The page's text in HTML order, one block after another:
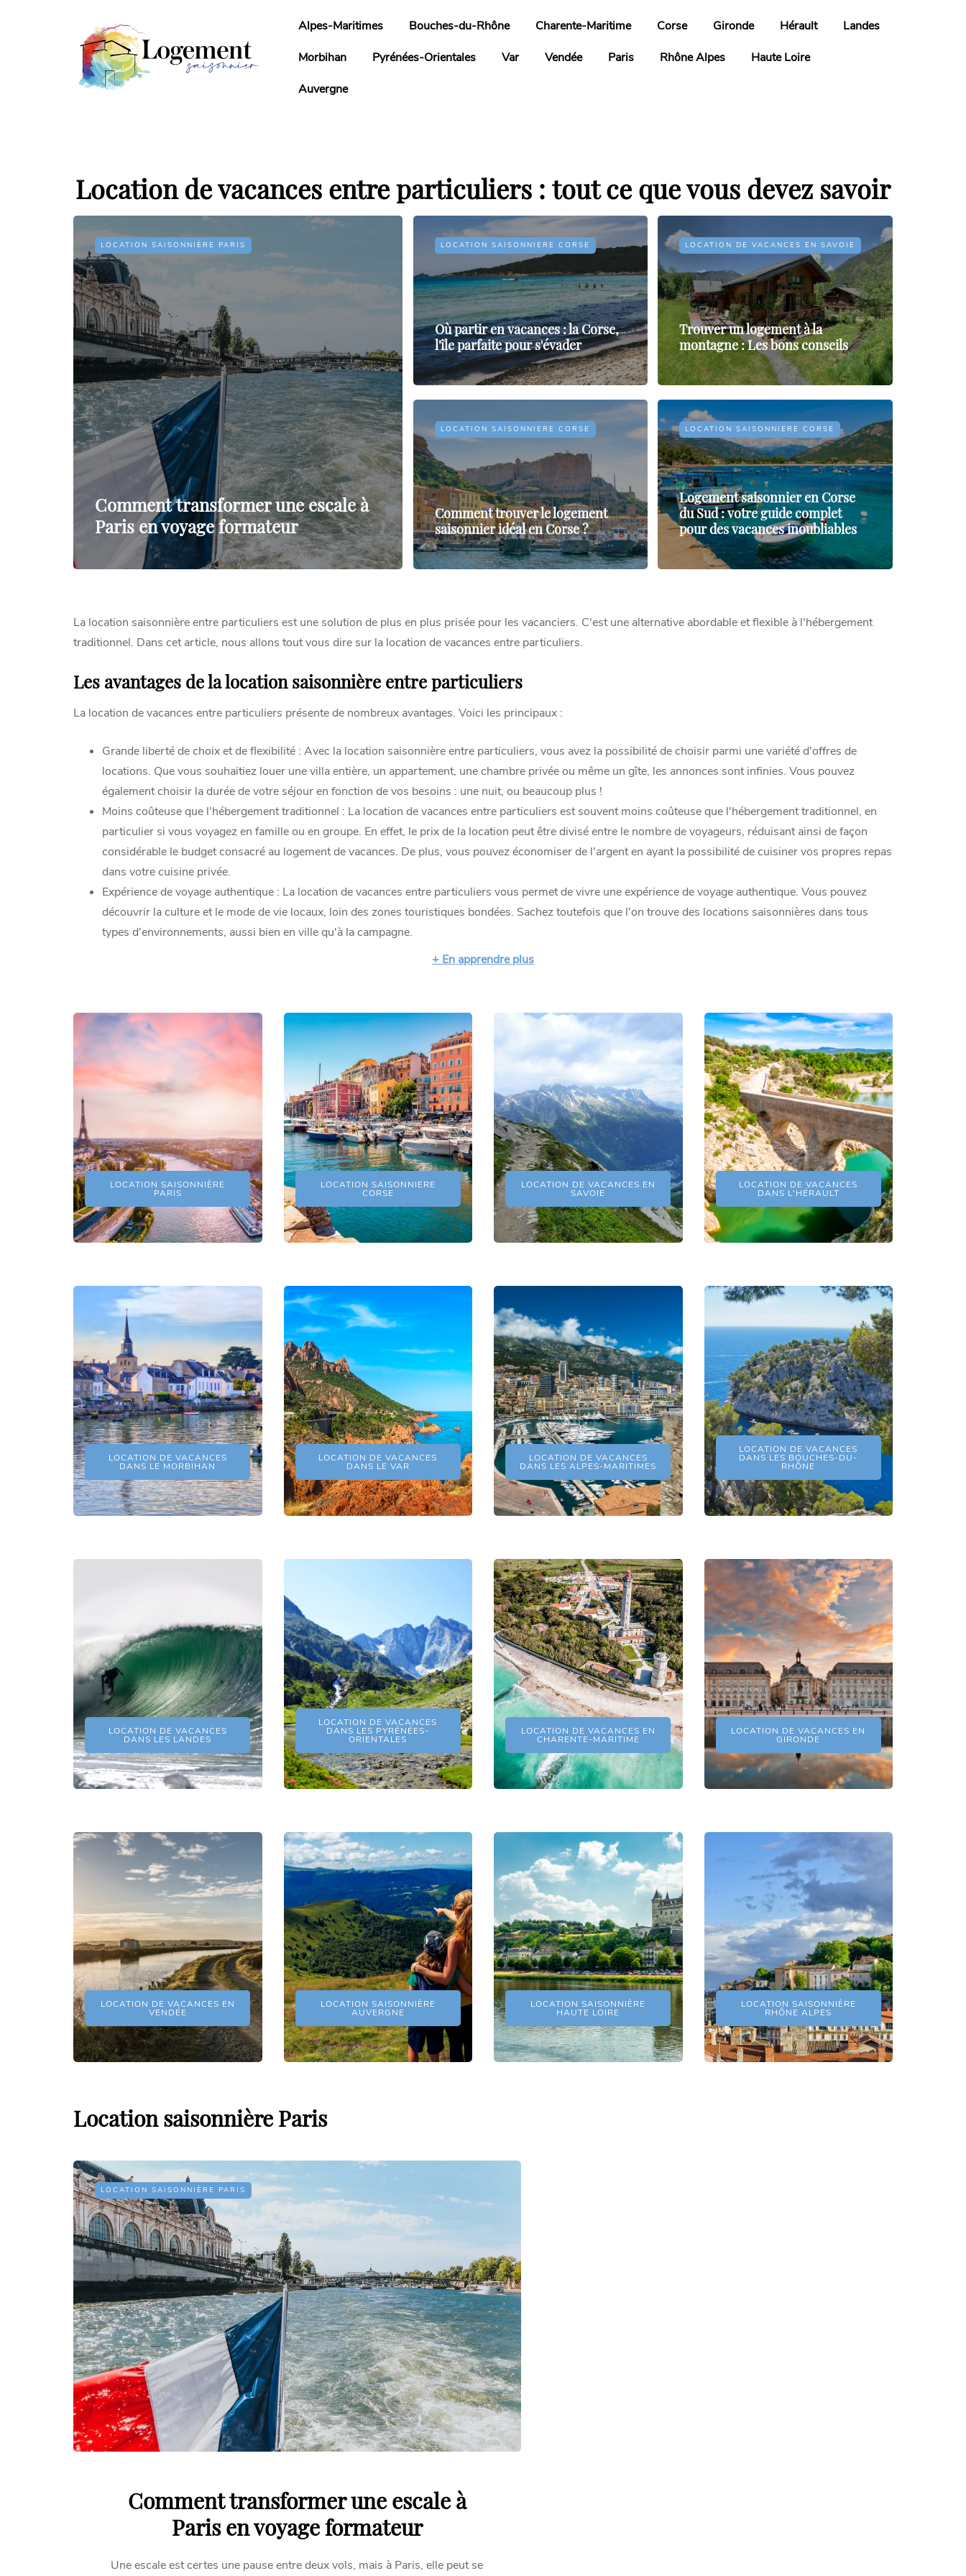
Alpes-Maritimes Bouches-du-Rhône Charente-Maritime Corse Gironde Hérault
Landes
Morbihan
Pyrénées-Orientales Var Vendée Paris Rhône Alpes
Haute Loire
Auvergne
Location de vacances entre particuliers : tout ce que vous devez savoir
LOCATION SAISONNIÈRE PARIS
Comment transformer une escale à
Paris en voyage formateur
LOCATION SAISONNIERE CORSE
Où partir en vacances : la Corse,
l'île parfaite pour s'évader
LOCATION DE VACANCES EN SAVOIE
Trouver un logement à la
montagne : Les bons conseils
LOCATION SAISONNIERE CORSE
Comment trouver le logement
saisonnier idéal en Corse ?
LOCATION SAISONNIERE CORSE
Logement saisonnier en Corse
du Sud : votre guide complet
pour des vacances inoubliables
La location saisonnière entre particuliers est une solution de plus en plus prisée pour les vacanciers. C'est une alternative abordable et flexible à l'hébergement
traditionnel. Dans cet article, nous allons tout vous dire sur la location de vacances entre particuliers.
Les avantages de la location saisonnière entre particuliers
La location de vacances entre particuliers présente de nombreux avantages. Voici les principaux :
Grande liberté de choix et de flexibilité : Avec la location saisonnière entre particuliers, vous avez la possibilité de choisir parmi une variété d'offres de
locations. Que vous souhaitiez louer une villa entière, un appartement, une chambre privée ou même un gîte, les annonces sont infinies. Vous pouvez
également choisir la durée de votre séjour en fonction de vos besoins : une nuit, ou beaucoup plus !
Moins coûteuse que l'hébergement traditionnel : La location de vacances entre particuliers est souvent moins coûteuse que l'hébergement traditionnel, en
particulier si vous voyagez en famille ou en groupe. En effet, le prix de la location peut être divisé entre le nombre de voyageurs, réduisant ainsi de façon
considérable le budget consacré au logement de vacances. De plus, vous pouvez économiser de l'argent en ayant la possibilité de cuisiner vos propres repas
dans votre cuisine privée.
Expérience de voyage authentique : La location de vacances entre particuliers vous permet de vivre une expérience de voyage authentique. Vous pouvez
découvrir la culture et le mode de vie locaux, loin des zones touristiques bondées. Sachez toutefois que l'on trouve des locations saisonnières dans tous
types d'environnements, aussi bien en ville qu'à la campagne.
+ En apprendre plus
LOCATION SAISONNIÈRE
PARIS
LOCATION SAISONNIERE
CORSE
LOCATION DE VACANCES EN
SAVOIE
LOCATION DE VACANCES
DANS L'HÉRAULT
LOCATION DE VACANCES
DANS LE MORBIHAN
LOCATION DE VACANCES
DANS LE VAR
LOCATION DE VACANCES
DANS LES ALPES-MARITIMES
LOCATION DE VACANCES
DANS LES BOUCHES-DU-
RHÔNE
LOCATION DE VACANCES
DANS LES LANDES
LOCATION DE VACANCES
DANS LES PYRÉNÉES-
ORIENTALES
LOCATION DE VACANCES EN
CHARENTE-MARITIME
LOCATION DE VACANCES EN
GIRONDE
LOCATION DE VACANCES EN
VENDÉE
LOCATION SAISONNIÈRE
AUVERGNE
LOCATION SAISONNIÈRE
HAUTE LOIRE
LOCATION SAISONNIÈRE
RHÔNE ALPES
Location saisonnière Paris
LOCATION SAISONNIÈRE PARIS
Comment transformer une escale à
Paris en voyage formateur
Une escale est certes une pause entre deux vols, mais à Paris, elle peut se